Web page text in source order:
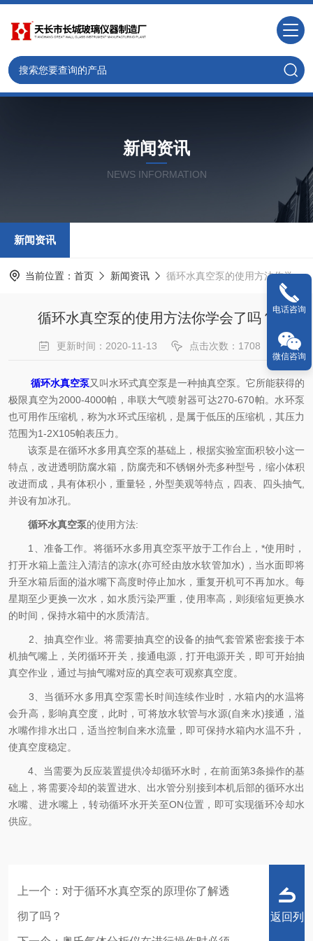
新闻资讯
NEWS INFORMATION
新闻资讯
当前位置： 首页 新闻资讯 循环水真空泵的使用方法你学会了吗？
循环水真空泵的使用方法你学会了吗？
更新时间：2020-11-13 点击次数：1708
循环水真空泵又叫水环式真空泵是一种抽真空泵。它所能获得的
极限真空为2000-4000帕，串联大气喷射器可达270-670帕。水环泵
也可用作压缩机，称为水环式压缩机，是属于低压的压缩机，其压力
范围为1-2X105帕表压力。
该泵是在循环水多用真空泵的基础上，根据实验室面积较小这一
特点，改进透明防腐水箱，防腐壳和不锈钢外壳多种型号，缩小体积
改进而成，具有体积小，重量轻，外型美观等特点，四表、四头抽气,
并设有加冰孔。
循环水真空泵的使用方法:
1、准备工作。将循环水多用真空泵平放于工作台上，*使用时，
打开水箱上盖注入清洁的凉水(亦可经由放水软管加水)，当水面即将
升至水箱后面的溢水嘴下高度时停止加水，重复开机可不再加水。每
星期至少更换一次水，如水质污染严重，使用率高，则须缩短更换水
的时间，保持水箱中的水质清洁。
2、抽真空作业。将需要抽真空的设备的抽气套管紧密套接于本
机抽气嘴上，关闭循环开关，接通电源，打开电源开关，即可开始抽
真空作业，通过与抽气嘴对应的真空表可观察真空度。
3、当循环水多用真空泵需长时间连续作业时，水箱内的水温将
会升高，影响真空度，此时，可将放水软管与水源(自来水)接通，溢
水嘴作排水出口，适当控制自来水流量，即可保持水箱内水温不升，
使真空度稳定。
4、当需要为反应装置提供冷却循环水时，在前面第3条操作的基
础上，将需要冷却的装置进水、出水管分别接到本机后部的循环水出
水嘴、进水嘴上，转动循环水开关至ON位置，即可实现循环冷却水
供应。
上一个： 对于循环水真空泵的原理你了解透
彻了吗？ 返回列
电话咨询
微信咨询